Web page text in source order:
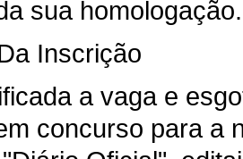
sua homologação.
Inscrição
a vaga e
concurso para a